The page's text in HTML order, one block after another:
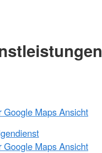
Google Maps Ansicht
Google Maps Ansicht